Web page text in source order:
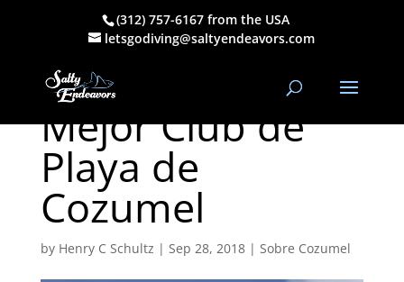
(312) 757-6167 from the USA
letsgodiving@saltyendeavors.com
Playas de
Cozumel y El
Mejor Club de
Playa de
Cozumel
by Henry C Schultz | Sep 28, 2018| Sobre Cozumel